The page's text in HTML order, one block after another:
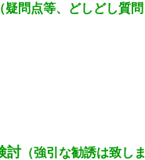
疑問点等、どしどし質
討（強引な勧誘は致し